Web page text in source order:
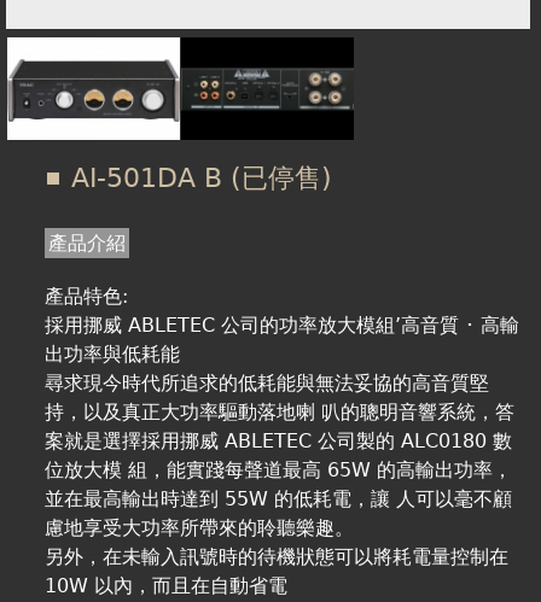
AI-501DA B (已停售)
產品介紹
產品特色:
採用挪威 ABLETEC 公司的功率放大模組’高音質 ･ 高輸
出功率與低耗能
尋求現今時代所追求的低耗能與無法妥協的高音質堅
持，以及真正大功率驅動落地喇 叭的聰明音響系統，答
案就是選擇採用挪威 ABLETEC 公司製的 ALC0180 數
位放大模 組，能實踐每聲道最高 65W 的高輸出功率，
並在最高輸出時達到 55W 的低耗電，讓 人可以毫不顧
慮地享受大功率所帶來的聆聽樂趣。
另外，在未輸入訊號時的待機狀態可以將耗電量控制在
10W 以內，而且在自動省電